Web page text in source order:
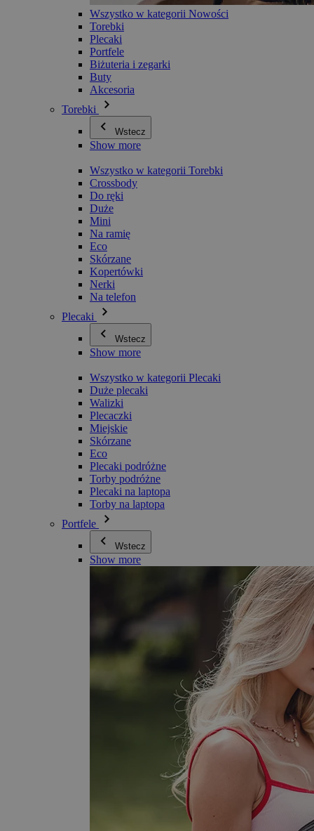
Wszystko w kategorii Nowości
Torebki
Plecaki
Portfele
Biżuteria i zegarki
Buty
Akcesoria
Torebki
Wstecz
Show more
Wszystko w kategorii Torebki
Crossbody
Do ręki
Duże
Mini
Na ramię
Eco
Skórzane
Kopertówki
Nerki
Na telefon
Plecaki
Wstecz
Show more
Wszystko w kategorii Plecaki
Duże plecaki
Walizki
Plecaczki
Miejskie
Skórzane
Eco
Plecaki podróżne
Torby podróżne
Plecaki na laptopa
Torby na laptopa
Portfele
Wstecz
Show more